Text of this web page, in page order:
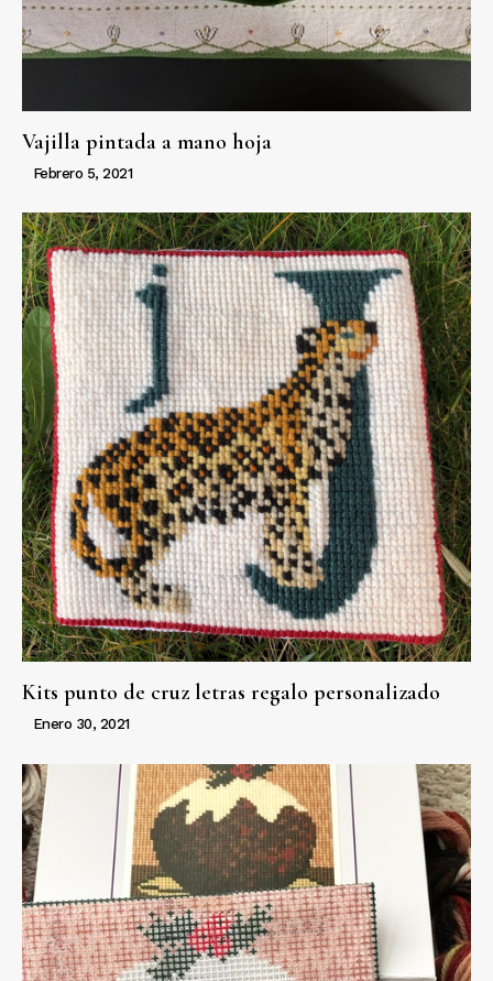
Vajilla pintada a mano hoja
Febrero 5, 2021
Kits punto de cruz letras regalo personalizado
Enero 30, 2021